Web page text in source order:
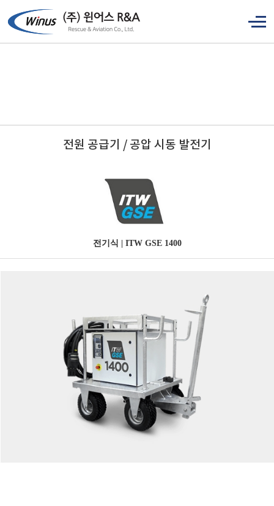
전원 공급기 / 공압 시동 발전기
전기식 | ITW GSE 1400